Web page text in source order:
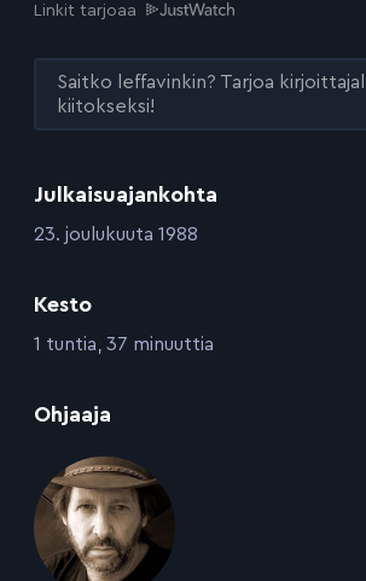
Julkaisuajankohta
:23. joulukuuta 1988
Kesto
:1 tuntia, 37 minuuttia
Ohjaaja
Linkit tarjoaa
Saitko leffavinkin? Tarjoa
kiitokseksi!